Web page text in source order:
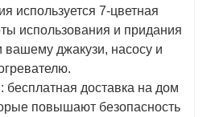
используется 7-цветная
использования и придания
вашему джакузи, насосу и
бесплатная доставка на дом
повышают безопасность